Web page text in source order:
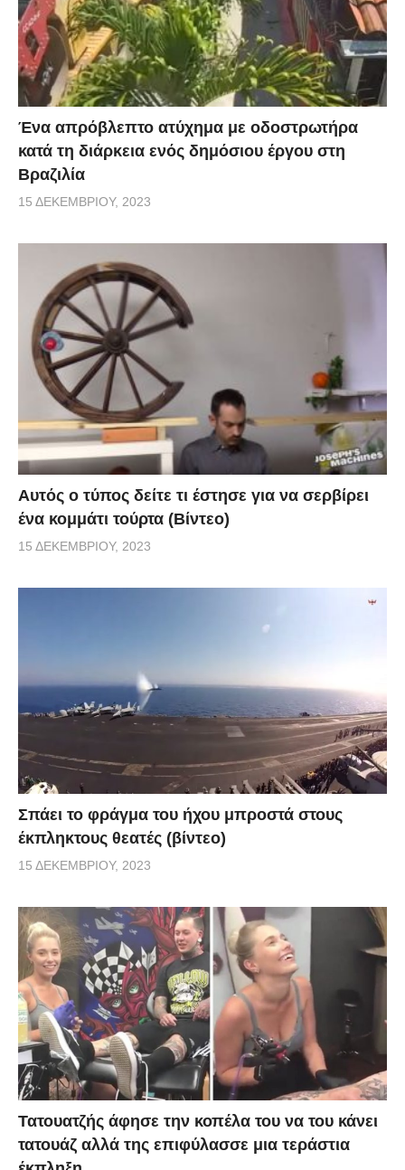
Ένα απρόβλεπτο ατύχημα με οδοστρωτήρα
κατά τη διάρκεια ενός δημόσιου έργου στη
Βραζιλία
15 ΔΕΚΕΜΒΡΊΟΥ, 2023
Αυτός ο τύπος δείτε τι έστησε για να σερβίρει
ένα κομμάτι τούρτα (Βίντεο)
15 ΔΕΚΕΜΒΡΊΟΥ, 2023
Σπάει το φράγμα του ήχου μπροστά στους
έκπληκτους θεατές (βίντεο)
15 ΔΕΚΕΜΒΡΊΟΥ, 2023
Τατουατζής άφησε την κοπέλα του να του κάνει
τατουάζ αλλά της επιφύλασσε μια τεράστια